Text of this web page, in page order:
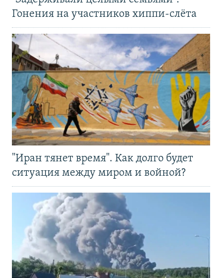
Гонения на участников хиппи-слёта
"Иран тянет время". Как долго будет
ситуация между миром и войной?